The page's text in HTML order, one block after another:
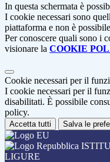
In questa schermata è
I cookie necessari sono
piattaforma e non è
Per conoscere quali sono i
visionare la COOKIE
Cookie necessari per il
I cookie necessari per il
disabilitati. È possibile
policy.
Accetta tutti Salva le
LIGURE